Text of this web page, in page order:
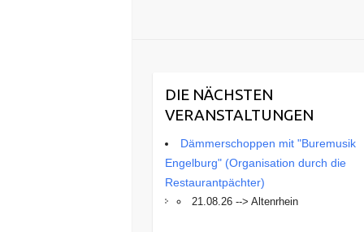
DIE NÄCHSTEN
VERANSTALTUNGEN
Dämmerschoppen mit "Buremusik
Engelburg" (Organisation durch die
Restaurantpächter)
21.08.26 --> Altenrhein